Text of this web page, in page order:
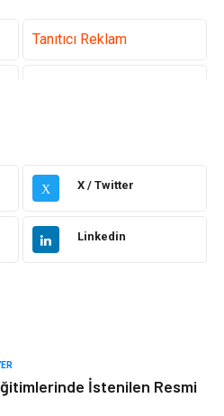
Tanıtıcı Reklam
Emlak
Sağlıklı Yaşam
X X / Twitter
Linkedin
İstenilen Resmi